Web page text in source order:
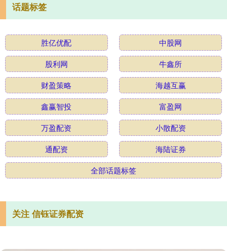
话题标签
胜亿优配
中股网
股利网
牛鑫所
财盈策略
海越互赢
鑫赢智投
富盈网
万盈配资
小散配资
通配资
海陆证券
全部话题标签
关注 信钰证券配资